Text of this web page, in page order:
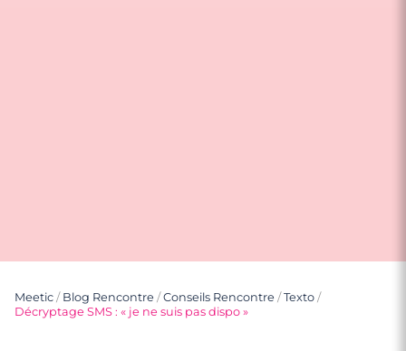
Meetic / Blog Rencontre /Conseils Rencontre /Texto /
Décryptage SMS : « je ne suis pas dispo »